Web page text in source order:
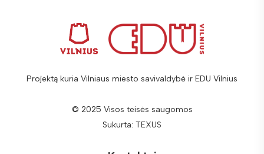
Projektą kuria Vilniaus miesto savivaldybė ir EDU Vilnius
© 2025 Visos teisės saugomos
Sukurta: TEXUS